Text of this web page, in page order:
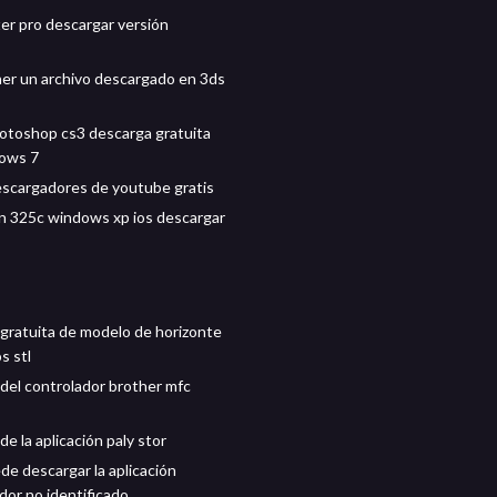
pro descargar versión
un archivo descargado en 3ds
cs3 descarga gratuita
7
de youtube gratis
325c windows xp ios descargar
de modelo de horizonte
stl
controlador brother mfc
la aplicación paly stor
descargar la aplicación